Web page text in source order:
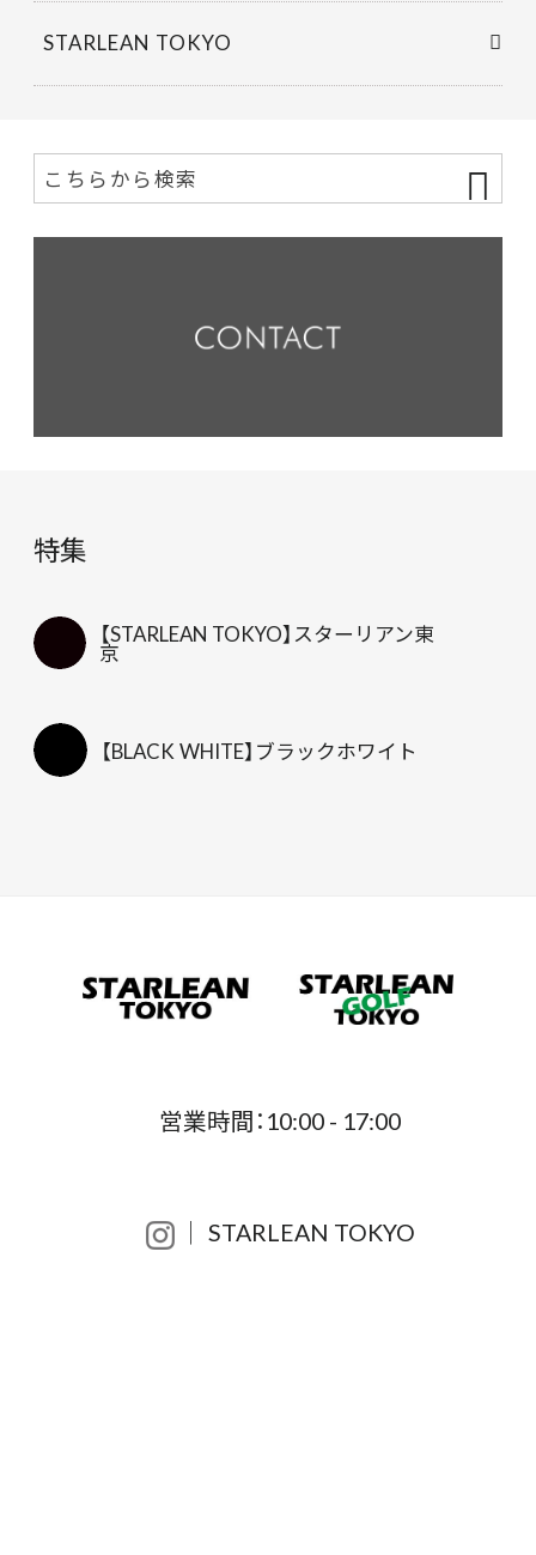
STARLEAN TOKYO
特集
【STARLEAN TOKYO】スターリアン東
京
【BLACK WHITE】ブラックホワイト
営業時間：10:00 - 17:00
│ STARLEAN TOKYO